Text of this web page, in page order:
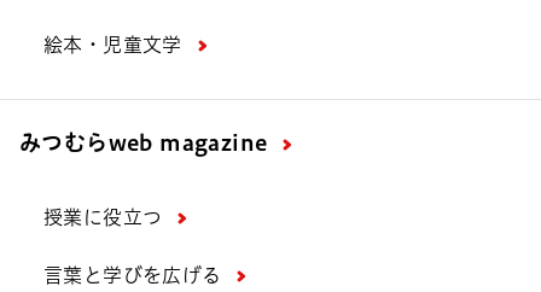
絵本・児童文学
みつむらweb magazine
授業に役立つ
言葉と学びを広げる